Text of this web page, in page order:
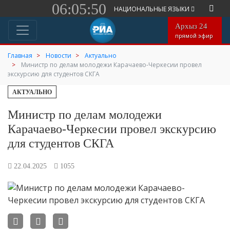
06:05:50 НАЦИОНАЛЬНЫЕ ЯЗЫКИ
Архыз 24
прямой эфир
Главная Новости
Актуально
Министр по делам молодежи Карачаево-Черкесии провел
экскурсию для студентов СКГА
АКТУАЛЬНО
Министр по делам молодежи
Карачаево-Черкесии провел экскурсию
для студентов СКГА
22.04.2025 1055